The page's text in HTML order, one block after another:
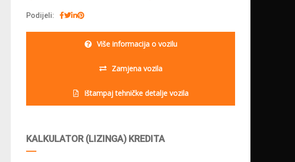
Podijeli:
Više informacija o vozilu
Zamjena vozila
Ištampaj tehničke detalje vozila
KALKULATOR (LIZINGA) KREDITA